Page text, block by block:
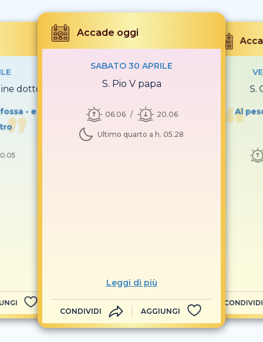
dottore
- e
Accade oggi
SABATO 30 APRILE
S. Pio V papa
06.06 20.06
Ultimo quarto a h. 05.28
Leggi di più
CONDIVIDI AGGIUNGI
S.
Al
CONDIVIDI